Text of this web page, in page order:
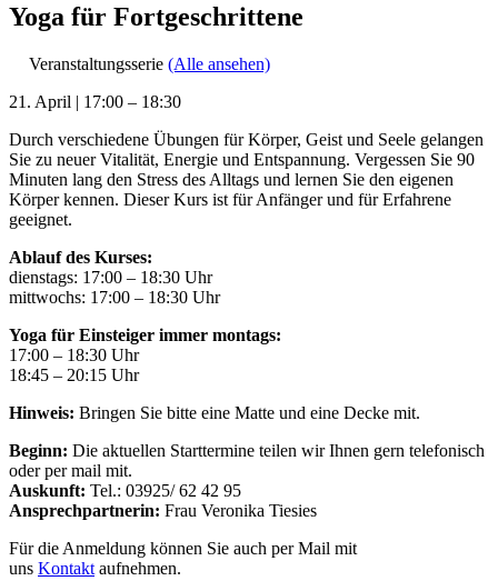
Yoga für Fortgeschrittene
Veranstaltungsserie (Alle ansehen)
21. April | 17:00 – 18:30
Durch verschiedene Übungen für Körper, Geist und Seele gelangen
Sie zu neuer Vitalität, Energie und Entspannung. Vergessen Sie 90
Minuten lang den Stress des Alltags und lernen Sie den eigenen
Körper kennen. Dieser Kurs ist für Anfänger und für Erfahrene
geeignet.
Ablauf des Kurses:
dienstags: 17:00 – 18:30 Uhr
mittwochs: 17:00 – 18:30 Uhr
Yoga für Einsteiger immer montags:
17:00 – 18:30 Uhr
18:45 – 20:15 Uhr
Hinweis: Bringen Sie bitte eine Matte und eine Decke mit.
Beginn: Die aktuellen Starttermine teilen wir Ihnen gern telefonisch
oder per mail mit.
Auskunft: Tel.: 03925/ 62 42 95
Ansprechpartnerin: Frau Veronika Tiesies
Für die Anmeldung können Sie auch per Mail mit
uns Kontakt aufnehmen.